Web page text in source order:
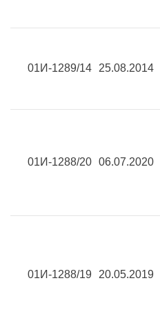
01И-1289/14 25.08.2014
01И-1288/20 06.07.2020
01И-1288/19 20.05.2019